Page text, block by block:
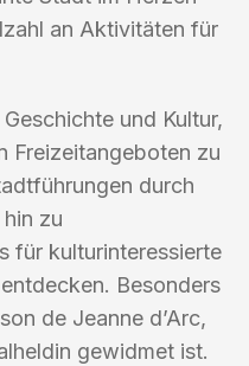
an Aktivitäten für
und Kultur,
Freizeitangeboten zu
durch
zu
für kulturinteressierte
Besonders
de Jeanne d’Arc,
gewidmet ist.